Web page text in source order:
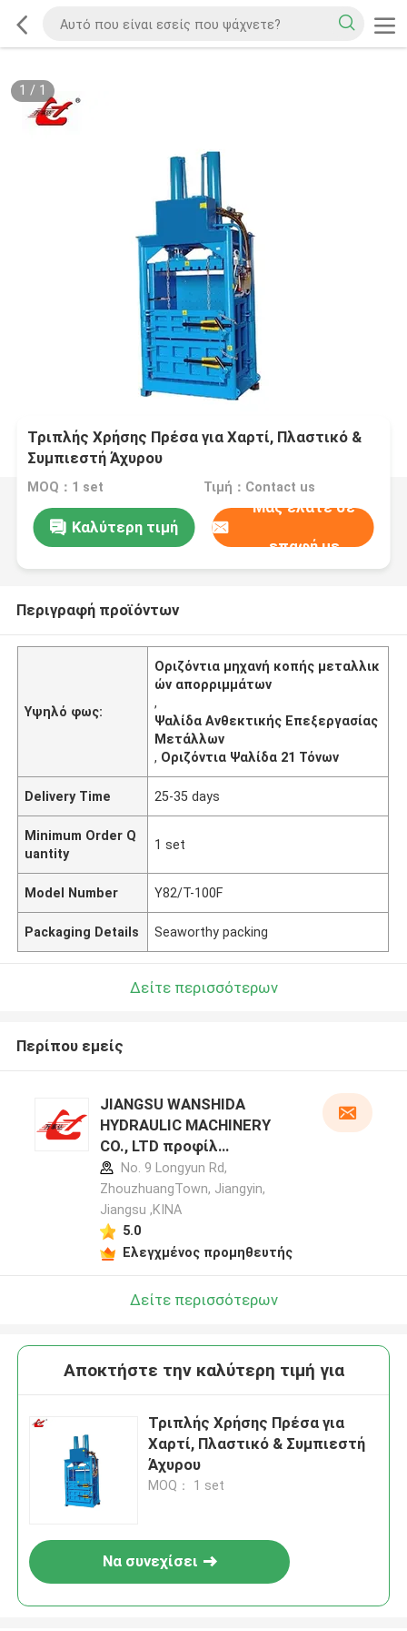
1 / 1
Τριπλής Χρήσης Πρέσα για Χαρτί, Πλαστικό &
Συμπιεστή Άχυρου
MOQ：1 set Τιμή：Contact us
Καλύτερη τιμή
Μας ελάτε σε
επαφή με
Περιγραφή προϊόντων
Υψηλό φως:
Οριζόντια μηχανή κοπής μεταλλικ
ών απορριμμάτων
,
Ψαλίδα Ανθεκτικής Επεξεργασίας
Μετάλλων
, Οριζόντια Ψαλίδα 21 Τόνων
Delivery Time 25-35 days
Minimum Order Q
uantity
1 set
Model Number Y82/T-100F
Packaging Details Seaworthy packing
Δείτε περισσότερων
Περίπου εμείς
JIANGSU WANSHIDA
HYDRAULIC MACHINERY
CO., LTD προφίλ
κατασκευαστή
No. 9 Longyun Rd,
ZhouzhuangTown, Jiangyin,
Jiangsu ,ΚΙΝΑ
5.0
Ελεγχμένος προμηθευτής
Δείτε περισσότερων
Αποκτήστε την καλύτερη τιμή για
Τριπλής Χρήσης Πρέσα για
Χαρτί, Πλαστικό & Συμπιεστή
Άχυρου
MOQ： 1 set
Να συνεχίσει